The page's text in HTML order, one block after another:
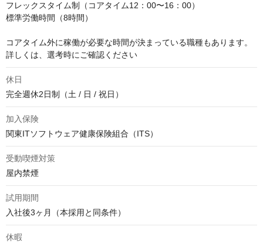
フレックスタイム制（コアタイム12：00〜16：00）
標準労働時間（8時間）
コアタイム外に稼働が必要な時間が決まっている職種もあります。
詳しくは、選考時にご確認ください
休日
完全週休2日制（土 / 日 / 祝日）
加入保険
関東ITソフトウェア健康保険組合（ITS）
受動喫煙対策
屋内禁煙
試用期間
入社後3ヶ月（本採用と同条件）
休暇